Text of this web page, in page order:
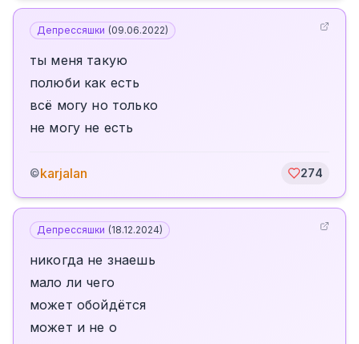
Депрессяшки (09.06.2022)
ты меня такую
полюби как есть
всё могу но только
не могу не есть
©karjalan 274
Депрессяшки (18.12.2024)
никогда не знаешь
мало ли чего
может обойдётся
может и не о